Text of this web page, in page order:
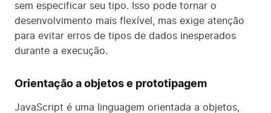
sem especificar seu tipo. Isso pode tornar o
desenvolvimento mais flexível, mas exige atenção
para evitar erros de tipos de dados inesperados
durante a execução.
Orientação a objetos e prototipagem
JavaScript é uma linguagem orientada a objetos,